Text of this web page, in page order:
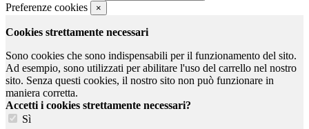
Preferenze cookies ×
Cookies strettamente necessari
Sono cookies che sono indispensabili per il funzionamento del sito.
Ad esempio, sono utilizzati per abilitare l'uso del carrello nel nostro
sito. Senza questi cookies, il nostro sito non può funzionare in
maniera corretta.
Accetti i cookies strettamente necessari?
Sì